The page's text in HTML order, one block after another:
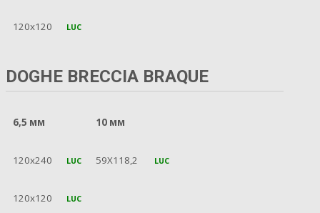
120x120 LUC
DOGHE BRECCIA BRAQUE
6,5 мм 10 мм
120x240 LUC 59X118,2 LUC
120x120 LUC